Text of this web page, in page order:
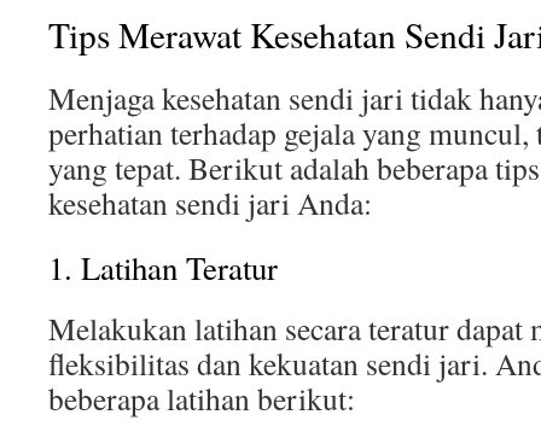
Tips Merawat Kesehatan Sendi
Menjaga kesehatan sendi jari tidak
perhatian terhadap gejala yang muncul,
yang tepat. Berikut adalah beberapa
kesehatan sendi jari Anda:
1. Latihan Teratur
Melakukan latihan secara teratur dapat
fleksibilitas dan kekuatan sendi jari.
beberapa latihan berikut: